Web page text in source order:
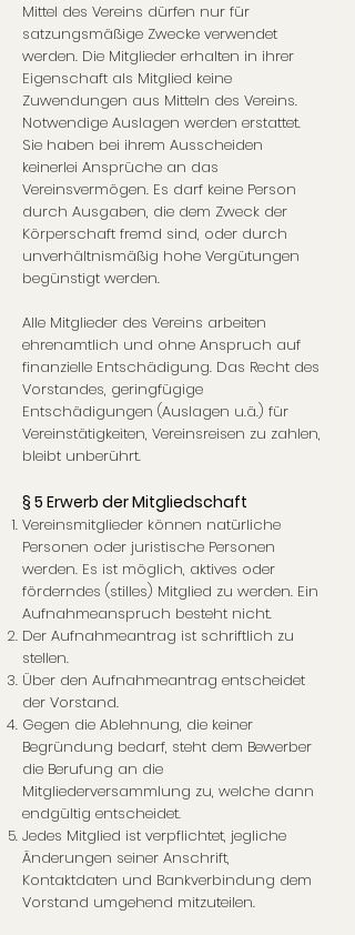
Mittel des Vereins dürfen nur für
satzungsmäßige Zwecke verwendet
werden. Die Mitglieder erhalten in ihrer
Eigenschaft als Mitglied keine
Zuwendungen aus Mitteln des Vereins.
Notwendige Auslagen werden erstattet.
Sie haben bei ihrem Ausscheiden
keinerlei Ansprüche an das
Vereinsvermögen. Es darf keine Person
durch Ausgaben, die dem Zweck der
Körperschaft fremd sind, oder durch
unverhältnismäßig hohe Vergütungen
begünstigt werden.
Alle Mitglieder des Vereins arbeiten
ehrenamtlich und ohne Anspruch auf
finanzielle Entschädigung. Das Recht des
Vorstandes, geringfügige
Entschädigungen (Auslagen u.ä.) für
Vereinstätigkeiten, Vereinsreisen zu zahlen,
bleibt unberührt.
§ 5 Erwerb der Mitgliedschaft
Vereinsmitglieder können natürliche
Personen oder juristische Personen
werden. Es ist möglich, aktives oder
förderndes (stilles) Mitglied zu werden. Ein
Aufnahmeanspruch besteht nicht.
Der Aufnahmeantrag ist schriftlich zu
stellen.
Über den Aufnahmeantrag entscheidet
der Vorstand.
Gegen die Ablehnung, die keiner
Begründung bedarf, steht dem Bewerber
die Berufung an die
Mitgliederversammlung zu, welche dann
endgültig entscheidet.
Jedes Mitglied ist verpflichtet, jegliche
Änderungen seiner Anschrift,
Kontaktdaten und Bankverbindung dem
Vorstand umgehend mitzuteilen.